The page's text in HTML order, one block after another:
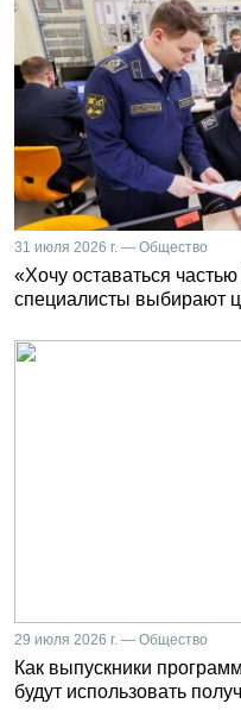
31 июля 2026 г. — Общество
«Хочу оставаться
специалисты выбирают
29 июля 2026 г. — Общество
Как выпускники
будут использовать